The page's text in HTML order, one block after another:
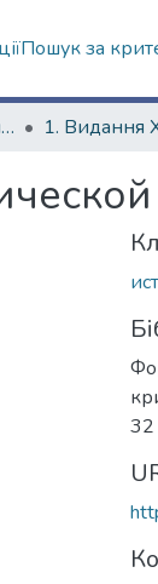
Пошук за
9. Рідкісні та цінні видання 1. Видання
32